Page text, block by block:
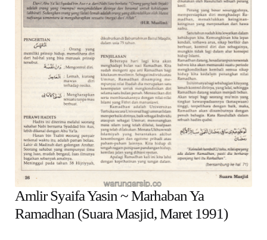
Alamat
Rekening
Reseller
Amlir Syaifa Yasin ~ Marhaban Ya
Ramadhan (Suara Masjid, Maret 1991)